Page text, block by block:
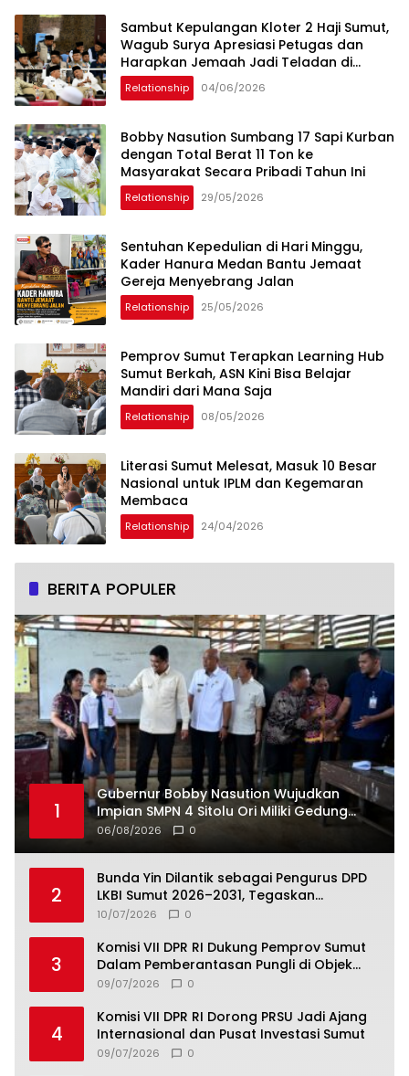
Sambut Kepulangan Kloter 2 Haji Sumut,
Wagub Surya Apresiasi Petugas dan
Harapkan Jemaah Jadi Teladan di
Masyarakat
Relationship 04/06/2026
Bobby Nasution Sumbang 17 Sapi Kurban
dengan Total Berat 11 Ton ke
Masyarakat Secara Pribadi Tahun Ini
Relationship 29/05/2026
Sentuhan Kepedulian di Hari Minggu,
Kader Hanura Medan Bantu Jemaat
Gereja Menyebrang Jalan
Relationship 25/05/2026
Pemprov Sumut Terapkan Learning Hub
Sumut Berkah, ASN Kini Bisa Belajar
Mandiri dari Mana Saja
Relationship 08/05/2026
Literasi Sumut Melesat, Masuk 10 Besar
Nasional untuk IPLM dan Kegemaran
Membaca
Relationship 24/04/2026
BERITA POPULER
1
Gubernur Bobby Nasution Wujudkan
Impian SMPN 4 Sitolu Ori Miliki Gedung
Permanen
06/08/2026 0
2
Bunda Yin Dilantik sebagai Pengurus DPD
LKBI Sumut 2026–2031, Tegaskan
Komitmen Perkuat Toleransi dan
10/07/2026 0
3
Komisi VII DPR RI Dukung Pemprov Sumut
Dalam Pemberantasan Pungli di Objek
Wisata
09/07/2026 0
4
Komisi VII DPR RI Dorong PRSU Jadi Ajang
Internasional dan Pusat Investasi Sumut
09/07/2026 0